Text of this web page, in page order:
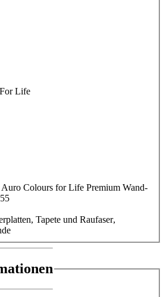
Life
Auro Colours for Life Premium Wand-
, Tapete und Raufaser,